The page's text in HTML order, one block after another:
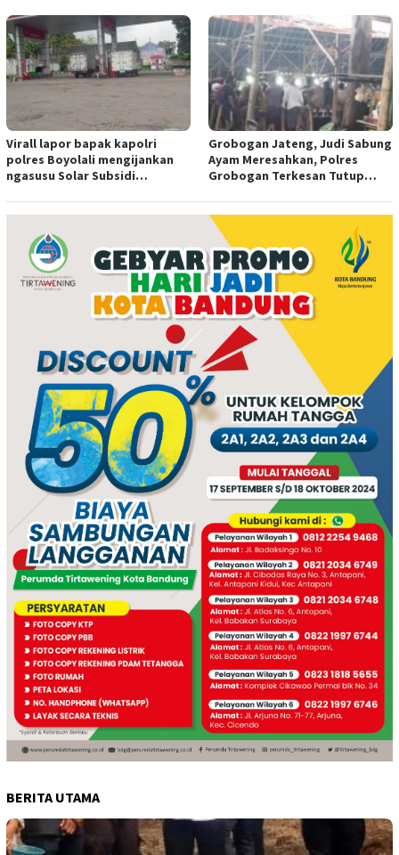
Virall lapor bapak kapolri
polres Boyolali mengijankan
ngasusu Solar Subsidi
Grobogan Jateng, Judi Sabung
Ayam Meresahkan, Polres
Grobogan Terkesan Tutup
BERITA UTAMA